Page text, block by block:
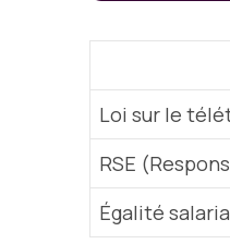
Loi sur le
RSE
Égalité